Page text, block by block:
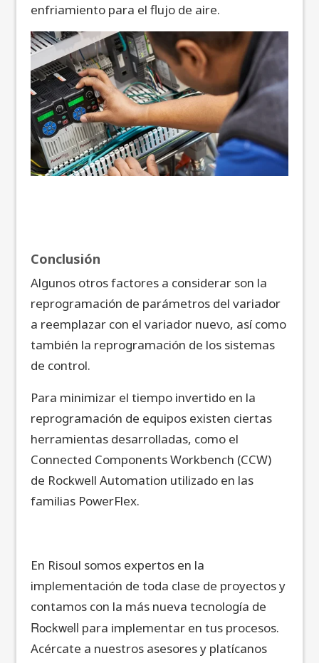
enfriamiento para el flujo de aire.
Conclusión
Algunos otros factores a considerar son la
reprogramación de parámetros del variador
a reemplazar con el variador nuevo, así como
también la reprogramación de los sistemas
de control.
Para minimizar el tiempo invertido en la
reprogramación de equipos existen ciertas
herramientas desarrolladas, como el
Connected Components Workbench (CCW)
de Rockwell Automation utilizado en las
familias PowerFlex.
En Risoul somos expertos en la
implementación de toda clase de proyectos y
contamos con la más nueva tecnología de
Rockwell para implementar en tus procesos.
Acércate a nuestros asesores y platícanos